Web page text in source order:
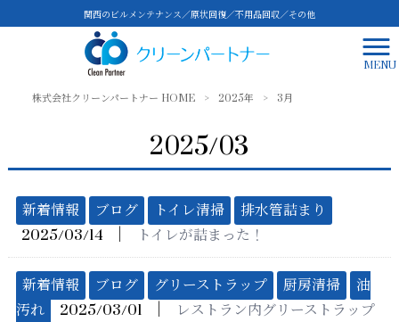
関西のビルメンテナンス／原状回復／不用品回収／その他
MENU
株式会社クリーンパートナー HOME > 2025年 > 3月
2025/03
新着情報 ブログ トイレ清掃
排水管詰まり
2025/03/14
トイレが詰まった！
新着情報 ブログ グリーストラップ 厨房清掃
油
汚れ
2025/03/01
レストラン内グリーストラップ